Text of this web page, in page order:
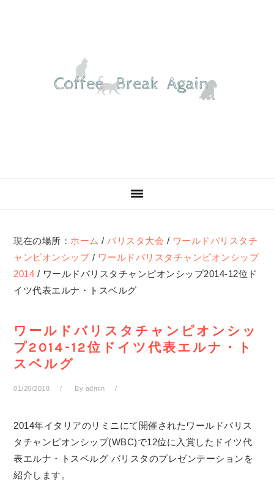
現在の場所： ホーム / バリスタ大会 / ワールドバリスタチ
ャンピオンシップ / ワールドバリスタチャンピオンシップ
2014 / ワールドバリスタチャンピオンシップ2014-12位ド
イツ代表エルナ・トスベルグ
ワールドバリスタチャンピオンシッ
プ2014-12位ドイツ代表エルナ・ト
スベルグ
01/20/2018 By admin
2014年イタリアのリミニにて開催されたワールドバリス
タチャンピオンシップ(WBC)で12位に入賞したドイツ代
表エルナ・トスベルグ バリスタのプレゼンテーションを
紹介します。